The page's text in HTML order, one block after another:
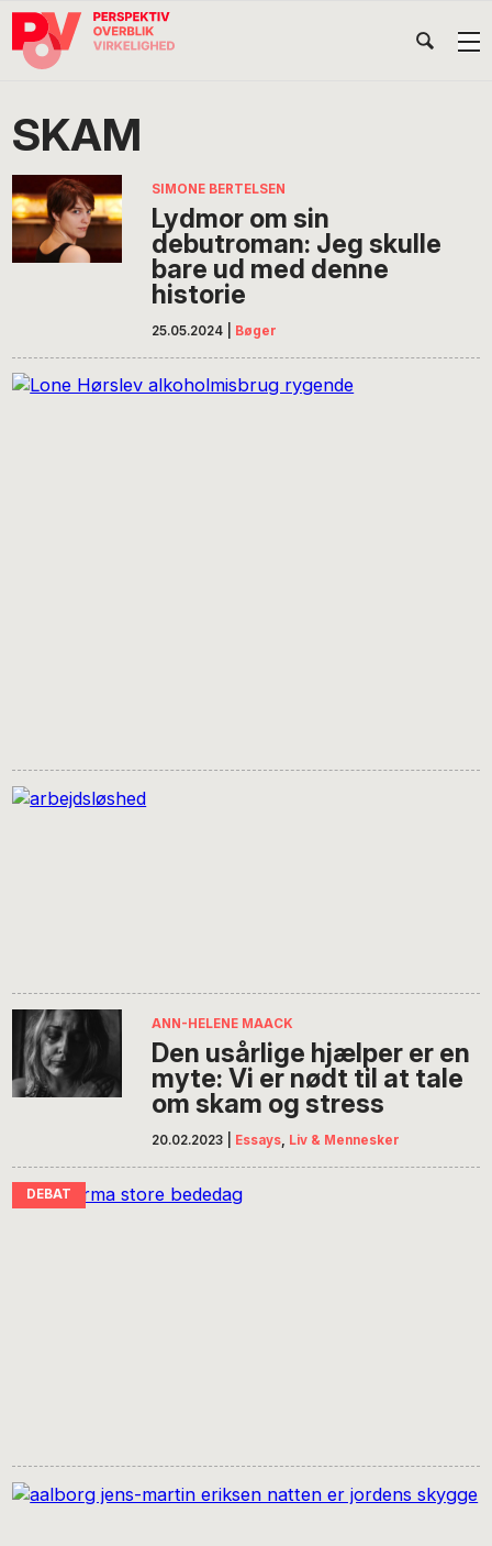
Gå
direkte
navigation
Skip
indhold
Gå
direkte
POV
International
SKAM
SIMONE BERTELSEN
Lydmor om sin
debutroman: Jeg skulle
bare ud med denne
historie
25.05.2024 Bøger
ANN-HELENE MAACK
Den usårlige hjælper er en
myte: Vi er nødt til at tale
om skam og stress
20.02.2023 Essays, Liv & Mennesker